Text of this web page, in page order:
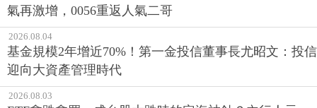
氣再激增，0056重返人氣二哥
2026.08.04
基金規模2年增近70%！第一金投信董事長尤昭文：投信
迎向大資產管理時代
2026.08.03